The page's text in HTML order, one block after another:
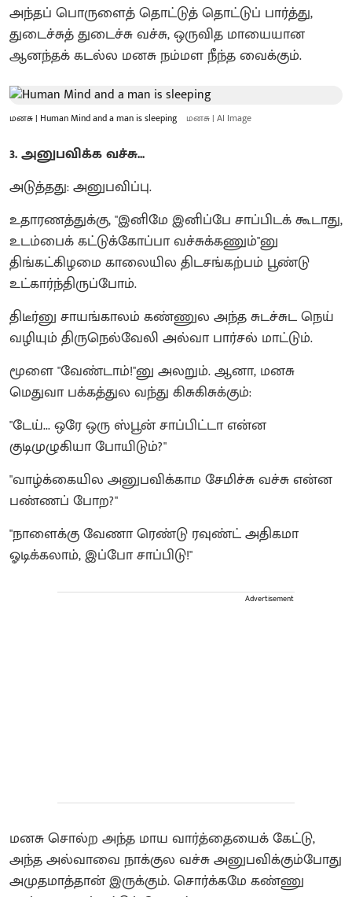
அந்தப் பொருளைத் தொட்டுத் தொட்டுப் பார்த்து,
துடைச்சுத் துடைச்சு வச்சு, ஒருவித மாயையான
ஆனந்தக் கடல்ல மனசு நம்மள நீந்த வைக்கும்.
மனசு | Human Mind and a man is sleeping மனசு | AI Image
3. அனுபவிக்க வச்சு...
அடுத்தது: அனுபவிப்பு.
உதாரணத்துக்கு, "இனிமே இனிப்பே சாப்பிடக் கூடாது,
உடம்பைக் கட்டுக்கோப்பா வச்சுக்கணும்"னு
திங்கட்கிழமை காலையில திடசங்கற்பம் பூண்டு
உட்கார்ந்திருப்போம்.
திடீர்னு சாயங்காலம் கண்ணுல அந்த சுடச்சுட நெய்
வழியும் திருநெல்வேலி அல்வா பார்சல் மாட்டும்.
மூளை "வேண்டாம்!"னு அலறும். ஆனா, மனசு
மெதுவா பக்கத்துல வந்து கிசுகிசுக்கும்:
"டேய்... ஒரே ஒரு ஸ்பூன் சாப்பிட்டா என்ன
குடிமுழுகியா போயிடும்?"
"வாழ்க்கையில அனுபவிக்காம சேமிச்சு வச்சு என்ன
பண்ணப் போற?"
"நாளைக்கு வேணா ரெண்டு ரவுண்ட் அதிகமா
ஓடிக்கலாம், இப்போ சாப்பிடு!"
Advertisement
மனசு சொல்ற அந்த மாய வார்த்தையைக் கேட்டு,
அந்த அல்வாவை நாக்குல வச்சு அனுபவிக்கும்போது
அமுதமாத்தான் இருக்கும். சொர்க்கமே கண்ணு